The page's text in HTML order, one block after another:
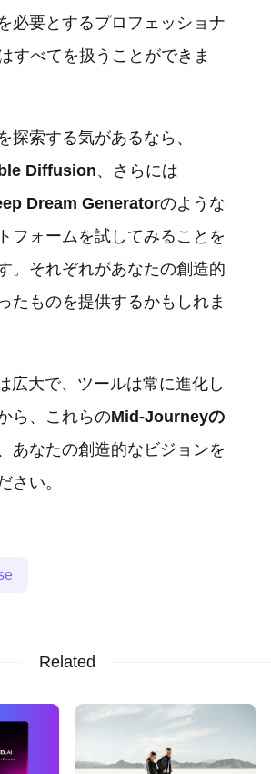
必要とするプロフェッショナ
すべてを扱うことができま
探索する気があるなら、
Diffusion、さらには
Dream Generatorのような
フォームを試してみることを
。それぞれがあなたの創造的
たものを提供するかもしれま
広大で、ツールは常に進化し
ら、これらのMid-Journeyの
あなたの創造的なビジョンを
さい。
Related